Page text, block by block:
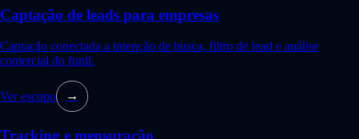
Captação de leads para empresas
Captação conectada a intenção de busca, filtro de lead e análise
comercial do funil.
Ver escopo →
Tracking e mensuração